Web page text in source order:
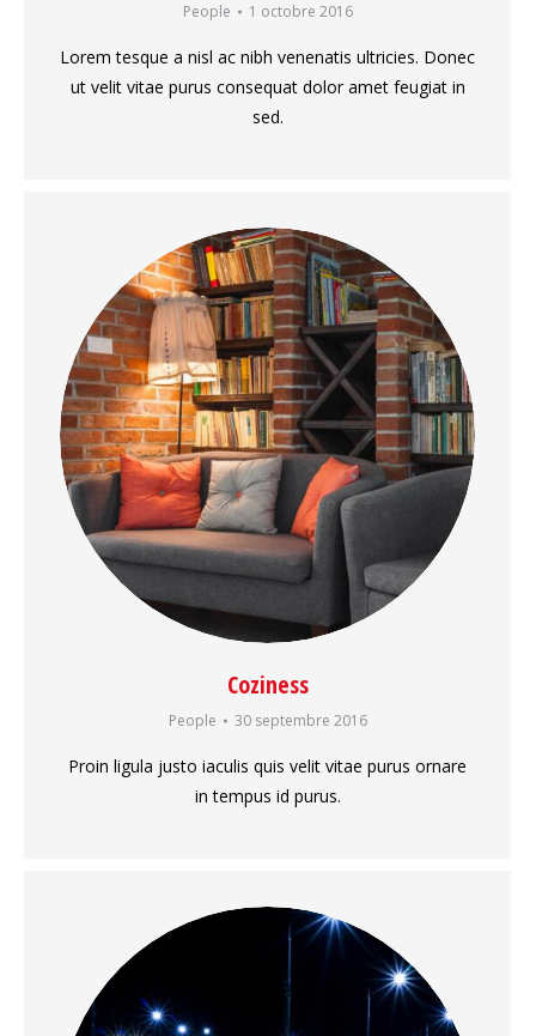
People 1 octobre 2016
Lorem tesque a nisl ac nibh venenatis ultricies. Donec
ut velit vitae purus consequat dolor amet feugiat in
sed.
Coziness
People 30 septembre 2016
Proin ligula justo iaculis quis velit vitae purus ornare
in tempus id purus.